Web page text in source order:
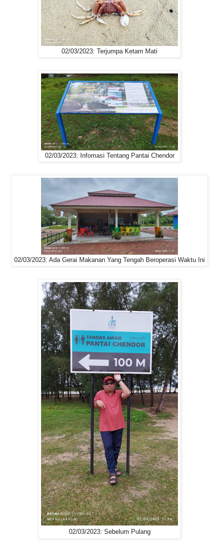
02/03/2023: Terjumpa Ketam Mati
02/03/2023: Infomasi Tentang Pantai Chendor
02/03/2023: Ada Gerai Makanan Yang Tengah Beroperasi Waktu Ini
02/03/2023: Sebelum Pulang